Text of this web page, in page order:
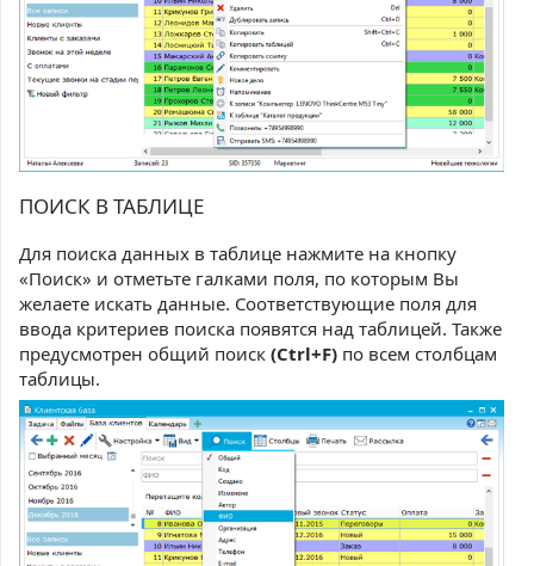
ПОИСК В ТАБЛИЦЕ
Для поиска данных в таблице нажмите на кнопку
«Поиск» и отметьте галками поля, по которым Вы
желаете искать данные. Соответствующие поля для
ввода критериев поиска появятся над таблицей. Также
предусмотрен общий поиск (Ctrl+F) по всем столбцам
таблицы.